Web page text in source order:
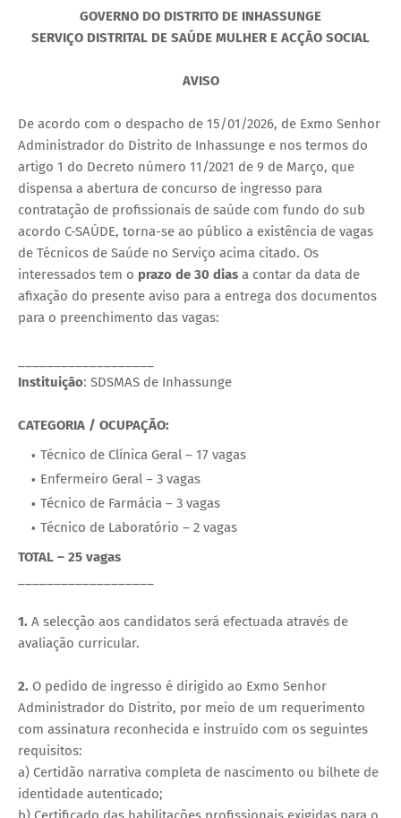
GOVERNO DO DISTRITO DE INHASSUNGE
SERVIÇO DISTRITAL DE SAÚDE MULHER E ACÇÃO SOCIAL
AVISO
De acordo com o despacho de 15/01/2026, de Exmo Senhor
Administrador do Distrito de Inhassunge e nos termos do
artigo 1 do Decreto número 11/2021 de 9 de Março, que
dispensa a abertura de concurso de ingresso para
contratação de profissionais de saúde com fundo do sub
acordo C-SAÚDE, torna-se ao público a existência de vagas
de Técnicos de Saúde no Serviço acima citado. Os
interessados tem o prazo de 30 dias a contar da data de
afixação do presente aviso para a entrega dos documentos
para o preenchimento das vagas:
Instituição: SDSMAS de Inhassunge
CATEGORIA / OCUPAÇÃO:
Técnico de Clínica Geral – 17 vagas
Enfermeiro Geral – 3 vagas
Técnico de Farmácia – 3 vagas
Técnico de Laboratório – 2 vagas
TOTAL – 25 vagas
1. A selecção aos candidatos será efectuada através de
avaliação curricular.
2. O pedido de ingresso é dirigido ao Exmo Senhor
Administrador do Distrito, por meio de um requerimento
com assinatura reconhecida e instruído com os seguintes
requisitos:
a) Certidão narrativa completa de nascimento ou bilhete de
identidade autenticado;